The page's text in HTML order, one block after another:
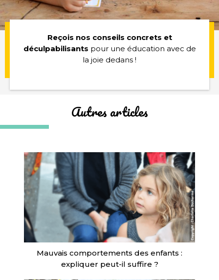
Reçois nos conseils concrets et
déculpabilisants pour une éducation avec de
la joie dedans !
Autres articles
Mauvais comportements des enfants :
expliquer peut-il suffire ?